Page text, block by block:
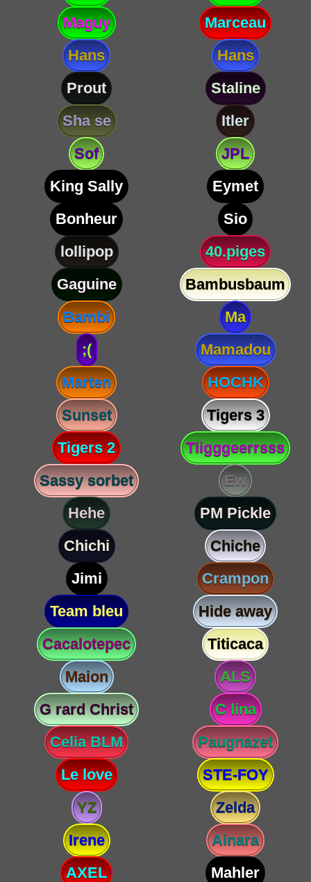
Maguy
Marceau
Hans
Hans
Prout
Staline
Sha se
Itler
Sof
JPL
King Sally
Eymet
Bonheur
Sio
lollipop
40.piges
Gaguine
Bambusbaum
Bambi
Ma
;(
Mamadou
Marten
HOCHK
Sunset
Tigers 3
Tigers 2
Tiigggeerrsss
Sassy sorbet
Ew
Hehe
PM Pickle
Chichi
Chiche
Jimi
Crampon
Team bleu
Hide away
Cacalotepec
Titicaca
Maion
ALS
G rard Christ
C lina
Celia BLM
Paugnazet
Le love
STE-FOY
YZ
Zelda
Irene
Ainara
AXEL
Mahler